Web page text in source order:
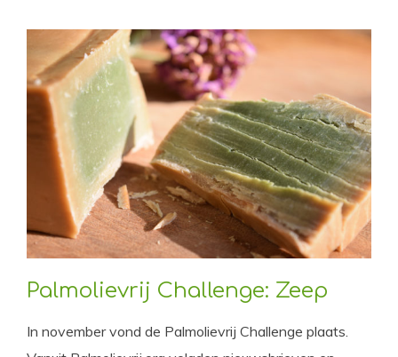
Palmolievrij Challenge: Zeep
In november vond de Palmolievrij Challenge plaats.